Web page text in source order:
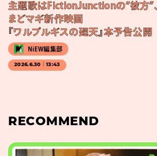
主題歌はFictionJunctionの“彼方”、
まどマギ新作映画
『ワルプルギスの廻天』本予告公開
NiEW編集部
2026.6.30｜13:43
RECOMMEND